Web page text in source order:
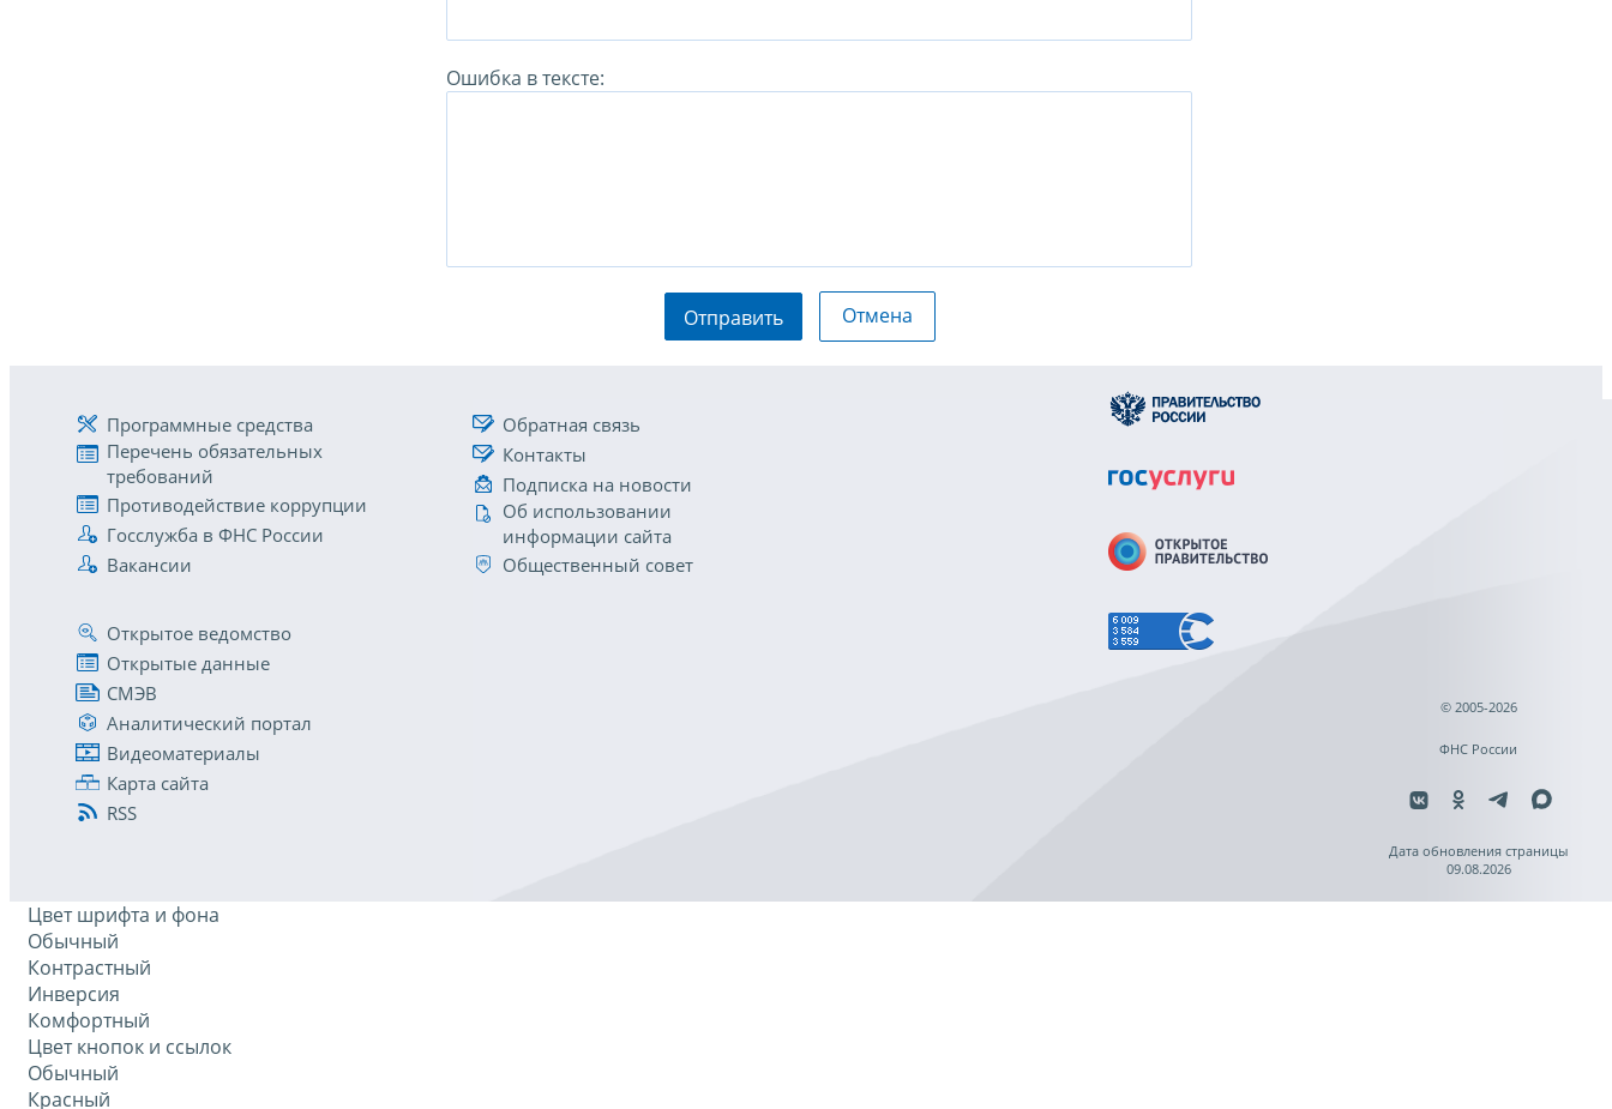
Ошибка в тексте:
Отправить Отмена
Программные средства
Перечень обязательных
требований
Противодействие коррупции
Госслужба в ФНС России
Вакансии
Обратная связь
Контакты
Подписка на новости
Об использовании
информации сайта
Общественный совет
Открытое ведомство
Открытые данные
СМЭВ
Аналитический портал
Видеоматериалы
Карта сайта
RSS
© 2005-2026
ФНС России
Дата обновления страницы
09.08.2026
Цвет шрифта и фона
Обычный
Контрастный
Инверсия
Комфортный
Цвет кнопок и ссылок
Обычный
Красный